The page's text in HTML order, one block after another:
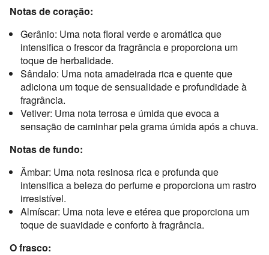
Notas de coração:
Gerânio: Uma nota floral verde e aromática que
intensifica o frescor da fragrância e proporciona um
toque de herbalidade.
Sândalo: Uma nota amadeirada rica e quente que
adiciona um toque de sensualidade e profundidade à
fragrância.
Vetiver: Uma nota terrosa e úmida que evoca a
sensação de caminhar pela grama úmida após a chuva.
Notas de fundo:
Âmbar: Uma nota resinosa rica e profunda que
intensifica a beleza do perfume e proporciona um rastro
irresistível.
Almíscar: Uma nota leve e etérea que proporciona um
toque de suavidade e conforto à fragrância.
O frasco: